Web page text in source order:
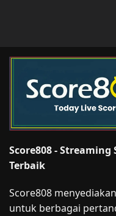
Score808 -
Terbaik
Score808
untuk berbagai